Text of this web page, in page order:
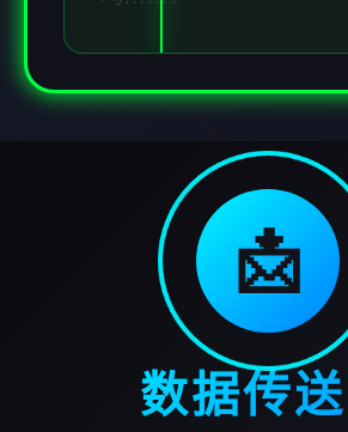
📩
数据传送